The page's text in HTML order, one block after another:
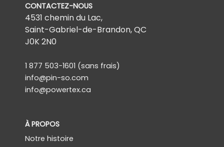
CONTACTEZ-NOUS
4531 chemin du Lac,
Saint-Gabriel-de-Brandon, QC
J0K 2N0
1 877 503-1601 (sans frais)
info@pin-so.com
info@powertex.ca
À PROPOS
Notre histoire